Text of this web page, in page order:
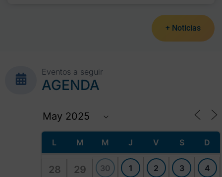
+ Noticias
Eventos a seguir
AGENDA
L M M J V S D
28 29 30 1 2 3 4